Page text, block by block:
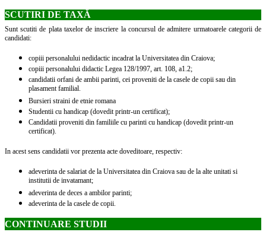
SCUTIRI DE TAXĂ
Sunt scutiti de plata taxelor de inscriere la concursul de admitere urmatoarele categorii de
candidati:
copiii personalului nedidactic incadrat la Universitatea din Craiova;
copiii personalului didactic Legea 128/1997, art. 108, a1.2;
candidatii orfani de ambii parinti, cei proveniti de la casele de copii sau din
plasament familial.
Bursieri straini de etnie romana
Studentii cu handicap (dovedit printr-un certificat);
Candidatii proveniti din familiile cu parinti cu handicap (dovedit printr-un
certificat).
In acest sens candidatii vor prezenta acte doveditoare, respectiv:
adeverinta de salariat de la Universitatea din Craiova sau de la alte unitati si
institutii de invatamant;
adeverinta de deces a ambilor parinti;
adeverinta de la casele de copii.
CONTINUARE STUDII